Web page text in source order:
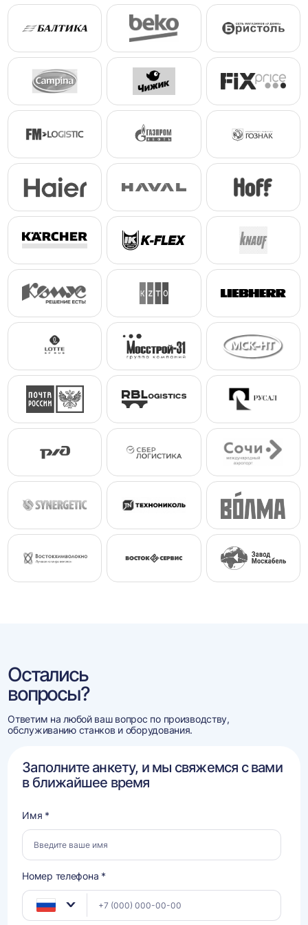
Остались
вопросы?
Ответим на любой ваш вопрос по производству,
обслуживанию станков и оборудования.
Заполните анкету, и мы свяжемся с вами
в ближайшее время
Имя *
Номер телефона *